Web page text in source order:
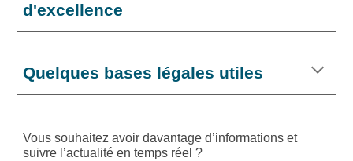
d'excellence
Quelques bases légales utiles
Vous souhaitez avoir davantage d’informations et
suivre l’actualité en temps réel ?